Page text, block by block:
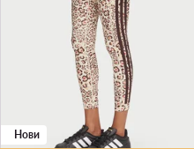
Нови